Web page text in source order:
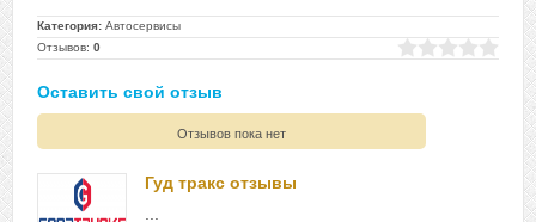
Категория: Автосервисы
Отзывов: 0
Оставить свой отзыв
Отзывов пока нет
Гуд тракс отзывы